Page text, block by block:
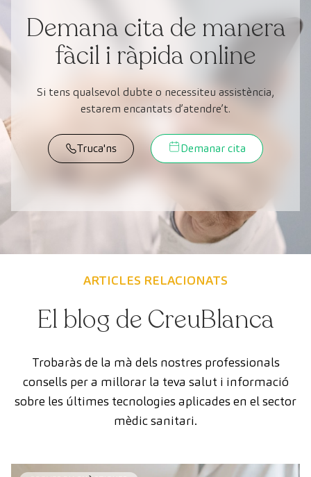
Demana cita de manera
fàcil i ràpida online
Si tens qualsevol dubte o necessiteu assistència,
estarem encantats d’atendre’t.
Truca'ns Demanar cita
ARTICLES RELACIONATS
El blog de CreuBlanca
Trobaràs de la mà dels nostres professionals
consells per a millorar la teva salut i informació
sobre les últimes tecnologies aplicades en el sector
mèdic sanitari.